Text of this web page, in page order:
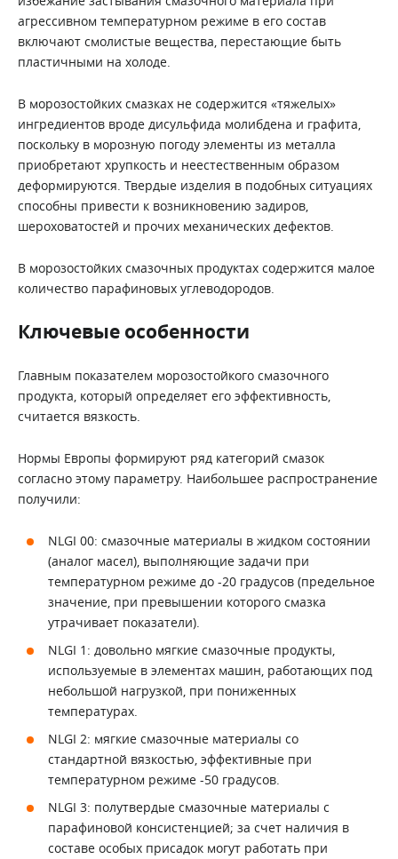
агрессивном температурном режиме в его состав
включают смолистые вещества, перестающие быть
пластичными на холоде.
В морозостойких смазках не содержится «тяжелых»
ингредиентов вроде дисульфида молибдена и графита,
поскольку в морозную погоду элементы из металла
приобретают хрупкость и неестественным образом
деформируются. Твердые изделия в подобных ситуациях
способны привести к возникновению задиров,
шероховатостей и прочих механических дефектов.
В морозостойких смазочных продуктах содержится малое
количество парафиновых углеводородов.
Ключевые особенности
Главным показателем морозостойкого смазочного
продукта, который определяет его эффективность,
считается вязкость.
Нормы Европы формируют ряд категорий смазок
согласно этому параметру. Наибольшее распространение
получили:
NLGI 00: смазочные материалы в жидком состоянии
(аналог масел), выполняющие задачи при
температурном режиме до -20 градусов (предельное
значение, при превышении которого смазка
утрачивает показатели).
NLGI 1: довольно мягкие смазочные продукты,
используемые в элементах машин, работающих под
небольшой нагрузкой, при пониженных
температурах.
NLGI 2: мягкие смазочные материалы со
стандартной вязкостью, эффективные при
температурном режиме -50 градусов.
NLGI 3: полутвердые смазочные материалы с
парафиновой консистенцией; за счет наличия в
составе особых присадок могут работать при